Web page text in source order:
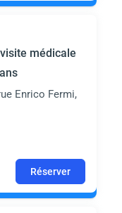
médicale
Enrico Fermi,
Réserver